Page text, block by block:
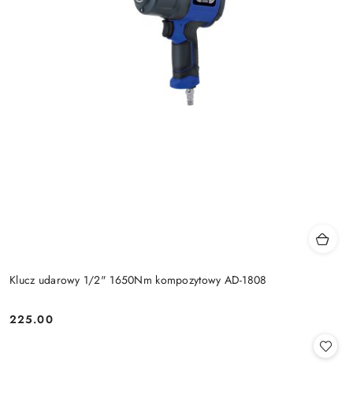
Klucz udarowy 1/2" 1650Nm kompozytowy AD-1808
Cena:
225.00